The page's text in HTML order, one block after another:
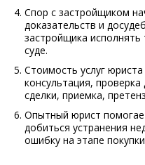
Спор с застройщиком
доказательств и
застройщика
суде.
Стоимость услуг
консультация,
сделки, приемка,
Опытный юрист
добиться устранения
ошибку на этапе